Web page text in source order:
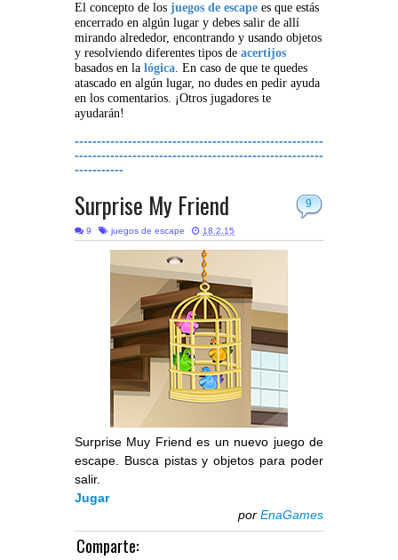
El concepto de los juegos de escape es que estás
encerrado en algún lugar y debes salir de allí
mirando alrededor, encontrando y usando objetos
y resolviendo diferentes tipos de acertijos
basados en la lógica. En caso de que te quedes
atascado en algún lugar, no dudes en pedir ayuda
en los comentarios. ¡Otros jugadores te
ayudarán!
--------------------------------------------------------
--------------------------------------------------------
-----------
9
Surprise My Friend
9 juegos de escape 18.2.15
Surprise Muy Friend es un nuevo juego de
escape. Busca pistas y objetos para poder
salir.
Jugar
por EnaGames
Comparte: